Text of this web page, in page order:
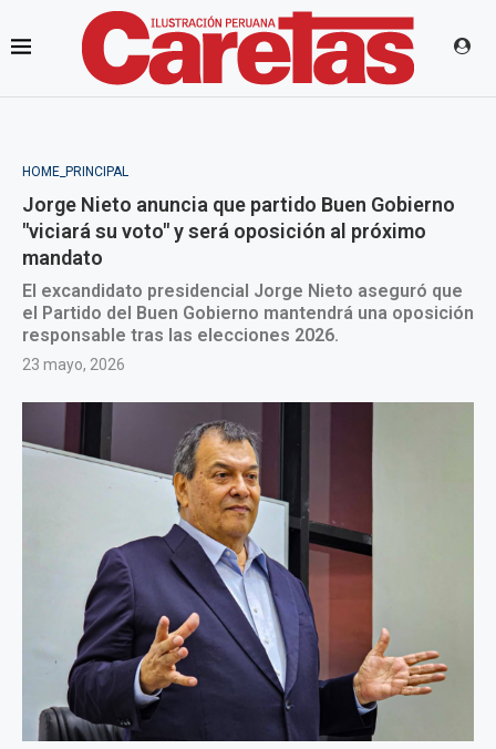
HOME_PRINCIPAL
Jorge Nieto anuncia que partido Buen Gobierno
"viciará su voto" y será oposición al próximo
mandato
El excandidato presidencial Jorge Nieto aseguró que
el Partido del Buen Gobierno mantendrá una oposición
responsable tras las elecciones 2026.
23 mayo, 2026